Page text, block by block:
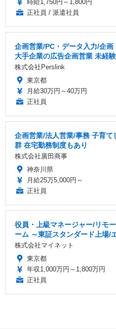
時給1,750円～1,800円
正社員 / 派遣社員
企画営業/PC・データ入力/企
大手企業の広告企画営業 未経
株式会社Perslink
東京都
月給30万円～40万円
正社員
企画営業/法人営業/事務 子育
群 在宅勤務制度もあり
株式会社廣田商事
神奈川県
月給25万5,000円～
正社員
役員・上級マネージャー/リモ
ーム ～東証スタンダード上場/
株式会社マイネット
東京都
年収1,000万円～1,800万円
正社員